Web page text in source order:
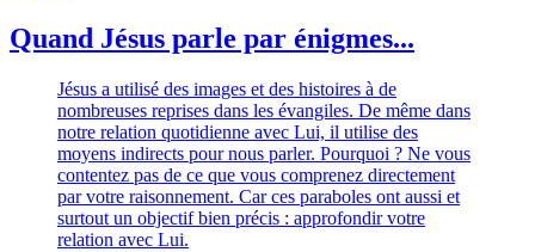
Quand Jésus parle par énigmes...
Jésus a utilisé des images et des histoires à de
nombreuses reprises dans les évangiles. De même dans
notre relation quotidienne avec Lui, il utilise des
moyens indirects pour nous parler. Pourquoi ? Ne vous
contentez pas de ce que vous comprenez directement
par votre raisonnement. Car ces paraboles ont aussi et
surtout un objectif bien précis : approfondir votre
relation avec Lui.